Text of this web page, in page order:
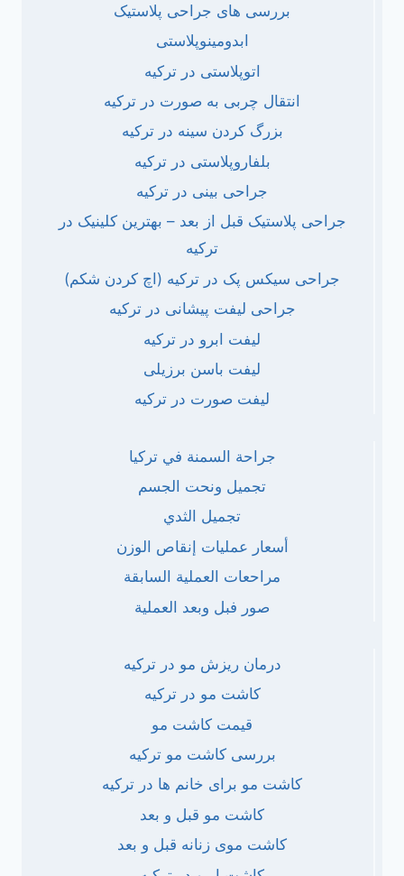
بررسی های جراحی پلاستیک
ابدومینوپلاستی
اتوپلاستی در ترکیه
انتقال چربی به صورت در ترکیه
بزرگ کردن سینه در ترکیه
بلفاروپلاستی در ترکیه
جراحی بینی در ترکیه
جراحی پلاستیک قبل از بعد – بهترین کلینیک در
ترکیه
جراحی سیکس پک در ترکیه (اچ کردن شکم)
جراحی لیفت پیشانی در ترکیه
لیفت ابرو در ترکیه
لیفت باسن برزیلی
لیفت صورت در ترکیه
جراحة السمنة في تركيا
تجميل ونحت الجسم
تجميل الثدي
أسعار عمليات إنقاص الوزن
مراحعات العملية السابقة
صور فبل وبعد العملية
درمان ریزش مو در ترکیه
کاشت مو در ترکیه
قیمت کاشت مو
بررسی کاشت مو ترکیه
کاشت مو برای خانم ها در ترکیه
کاشت مو قبل و بعد
کاشت موی زنانه قبل و بعد